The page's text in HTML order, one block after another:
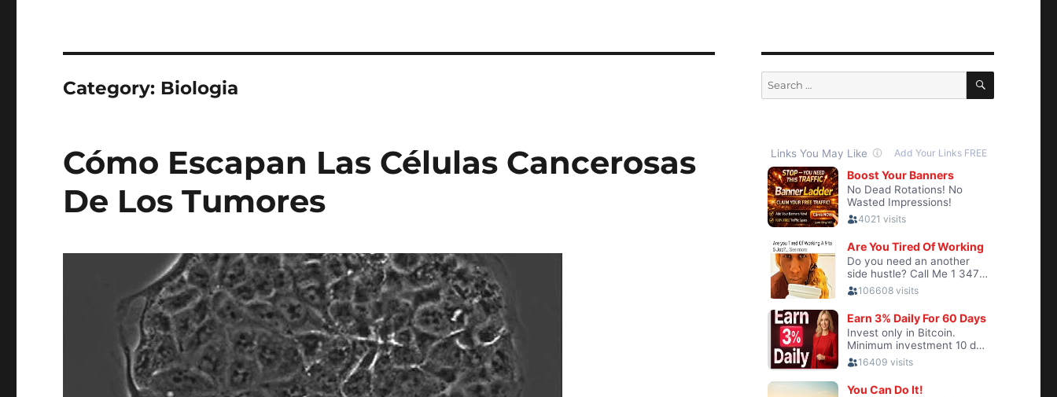
Category: Biologia
Cómo Escapan Las Células Cancerosas
De Los Tumores
Search
for:
SEARCH